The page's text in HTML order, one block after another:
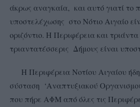
άκρως αναγκαία, και αυτό γιατί το
υποστελέχωσης στο Νότιο Αιγαίο
οριζόντιο. Η Περιφέρεια και
τριαντατέσσερις Δήμους είναι
Η Περιφέρεια Νοτίου Αιγαίου
σύσταση ‘Αναπτυξιακού
που πήρε ΑΦΜ από όλες τις